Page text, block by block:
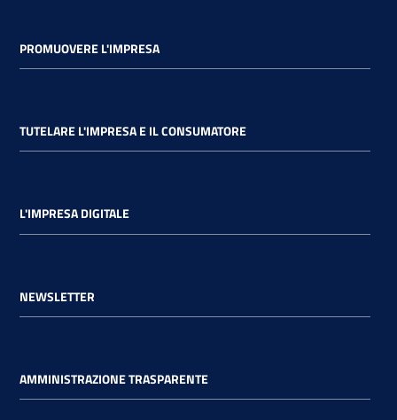
PROMUOVERE L'IMPRESA
TUTELARE L'IMPRESA E IL CONSUMATORE
L'IMPRESA DIGITALE
NEWSLETTER
AMMINISTRAZIONE TRASPARENTE